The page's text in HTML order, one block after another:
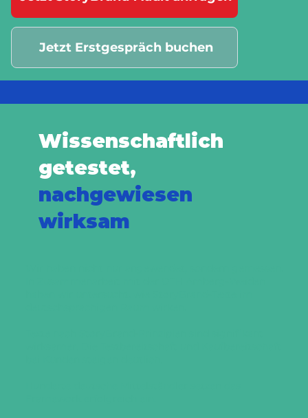
Jetzt Erstgespräch buchen
Wissenschaftlich
getestet,
nachgewiesen
wirksam